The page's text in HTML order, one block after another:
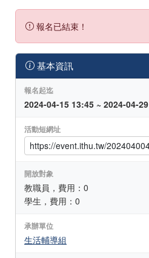
報名已結束！
基本資訊
報名起迄
2024-04-15 13:45 ~ 2024-04-
活動短網址
開放對象
教職員，費用：0
學生，費用：0
承辦單位
生活輔導組